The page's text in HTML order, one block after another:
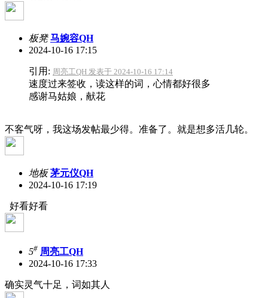
板凳 马婉容QH
2024-10-16 17:15
引用: 周亮工QH 发表于 2024-10-16 17:14
速度过来签收，读这样的词，心情都好很多
感谢马姑娘，献花
不客气呀，我这场发帖最少得。准备了。就是想多活几轮。
地板 茅元仪QH
2024-10-16 17:19
好看好看
5# 周亮工QH
2024-10-16 17:33
确实灵气十足，词如其人